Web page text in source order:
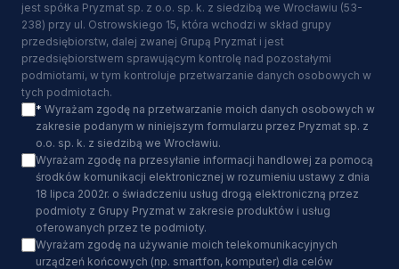
jest spółka Pryzmat sp. z o.o. sp. k. z siedzibą we Wrocławiu (53-
238) przy ul. Ostrowskiego 15, która wchodzi w skład grupy
przedsiębiorstw, dalej zwanej Grupą Pryzmat i jest
przedsiębiorstwem sprawującym kontrolę nad pozostałymi
podmiotami, w tym kontroluje przetwarzanie danych osobowych w
tych podmiotach.
* Wyrażam zgodę na przetwarzanie moich danych osobowych w
zakresie podanym w niniejszym formularzu przez Pryzmat sp. z
o.o. sp. k. z siedzibą we Wrocławiu.
Wyrażam zgodę na przesyłanie informacji handlowej za pomocą
środków komunikacji elektronicznej w rozumieniu ustawy z dnia
18 lipca 2002r. o świadczeniu usług drogą elektroniczną przez
podmioty z Grupy Pryzmat w zakresie produktów i usług
oferowanych przez te podmioty.
Wyrażam zgodę na używanie moich telekomunikacyjnych
urządzeń końcowych (np. smartfon, komputer) dla celów